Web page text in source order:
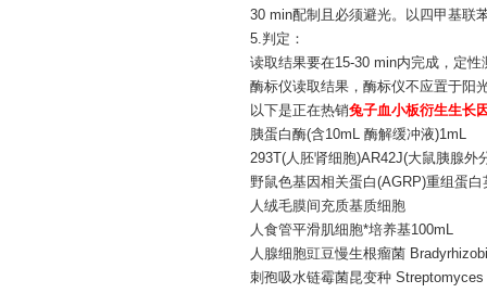
30 min配制且必须避光。以四甲基联
5.判定：
读取结果要在15-30 min内完成，定
酶标仪读取结果，酶标仪不应置于阳
以下是正在热销兔子血小板衍生生长
胰蛋白酶(含10mL 酶解缓冲液)1mL
293T(人胚肾细胞)AR42J(大鼠胰腺外
野鼠色基因相关蛋白(AGRP)重组蛋
人绒毛膜间充质基质细胞
人食管平滑肌细胞*培养基100mL
人腺细胞豇豆慢生根瘤菌
刺孢吸水链霉菌昆变种